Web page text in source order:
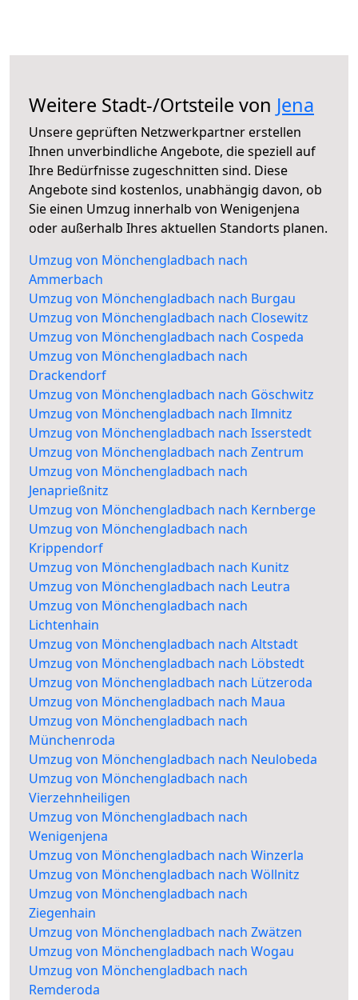
Weitere Stadt-/Ortsteile von Jena
Unsere geprüften Netzwerkpartner erstellen
Ihnen unverbindliche Angebote, die speziell auf
Ihre Bedürfnisse zugeschnitten sind. Diese
Angebote sind kostenlos, unabhängig davon, ob
Sie einen Umzug innerhalb von Wenigenjena
oder außerhalb Ihres aktuellen Standorts planen.
Umzug von Mönchengladbach nach
Ammerbach
Umzug von Mönchengladbach nach Burgau
Umzug von Mönchengladbach nach Closewitz
Umzug von Mönchengladbach nach Cospeda
Umzug von Mönchengladbach nach
Drackendorf
Umzug von Mönchengladbach nach Göschwitz
Umzug von Mönchengladbach nach Ilmnitz
Umzug von Mönchengladbach nach Isserstedt
Umzug von Mönchengladbach nach Zentrum
Umzug von Mönchengladbach nach
Jenaprießnitz
Umzug von Mönchengladbach nach Kernberge
Umzug von Mönchengladbach nach
Krippendorf
Umzug von Mönchengladbach nach Kunitz
Umzug von Mönchengladbach nach Leutra
Umzug von Mönchengladbach nach
Lichtenhain
Umzug von Mönchengladbach nach Altstadt
Umzug von Mönchengladbach nach Löbstedt
Umzug von Mönchengladbach nach Lützeroda
Umzug von Mönchengladbach nach Maua
Umzug von Mönchengladbach nach
Münchenroda
Umzug von Mönchengladbach nach Neulobeda
Umzug von Mönchengladbach nach
Vierzehnheiligen
Umzug von Mönchengladbach nach
Wenigenjena
Umzug von Mönchengladbach nach Winzerla
Umzug von Mönchengladbach nach Wöllnitz
Umzug von Mönchengladbach nach
Ziegenhain
Umzug von Mönchengladbach nach Zwätzen
Umzug von Mönchengladbach nach Wogau
Umzug von Mönchengladbach nach
Remderoda